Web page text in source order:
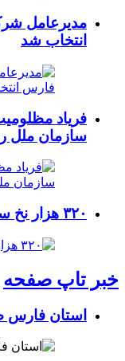
مدیرعامل
انتخاب شد
فریاد
سازمان ملل
۳۲۰ هزار نخ سیگار قاچاق در لامرد کشف شد
خبر تاپ صفحه
استان فارس